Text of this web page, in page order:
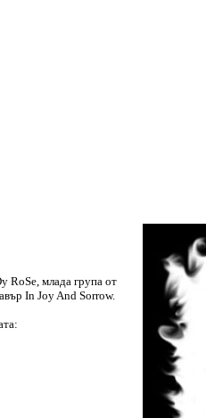
RoSe, млада група от
In Joy And Sorrow.